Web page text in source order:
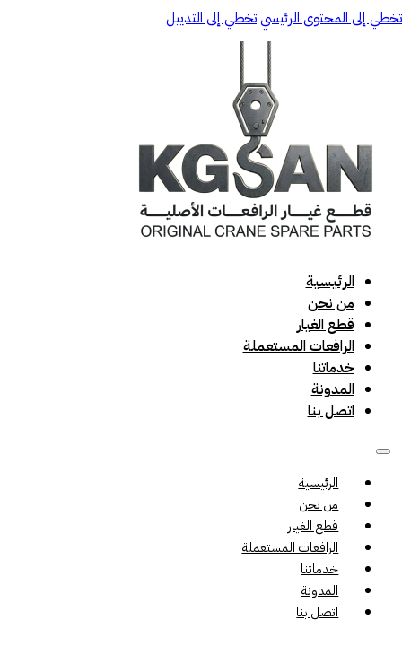
تخطي إلى المحتوى الرئيسيتخطي إلى التذييل
الرئيسية
من نحن
قطع الغيار
الرافعات المستعملة
خدماتنا
المدونة
اتصل بنا
الرئيسية
من نحن
قطع الغيار
الرافعات المستعملة
خدماتنا
المدونة
اتصل بنا